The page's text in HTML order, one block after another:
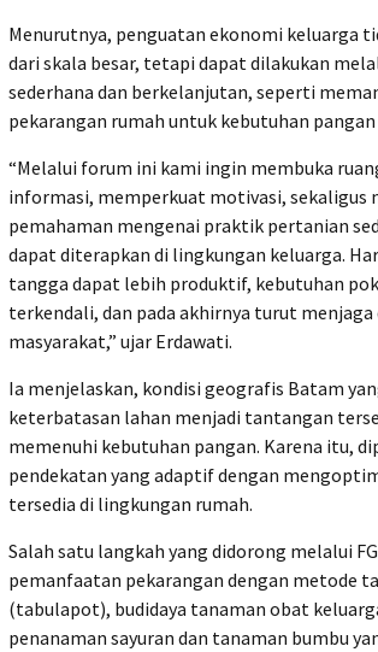
Menurutnya, penguatan ekonomi keluarga
dari skala besar, tetapi dapat dilakukan
sederhana dan berkelanjutan, seperti
pekarangan rumah untuk kebutuhan
“Melalui forum ini kami ingin membuka
informasi, memperkuat motivasi, sekaligus
pemahaman mengenai praktik pertanian
dapat diterapkan di lingkungan keluarga.
tangga dapat lebih produktif, kebutuhan
terkendali, dan pada akhirnya turut menjaga
masyarakat,” ujar Erdawati.
Ia menjelaskan, kondisi geografis Batam
keterbatasan lahan menjadi tantangan
memenuhi kebutuhan pangan. Karena itu,
pendekatan yang adaptif dengan
tersedia di lingkungan rumah.
Salah satu langkah yang didorong melalui
pemanfaatan pekarangan dengan metode
(tabulapot), budidaya tanaman obat
penanaman sayuran dan tanaman bumbu